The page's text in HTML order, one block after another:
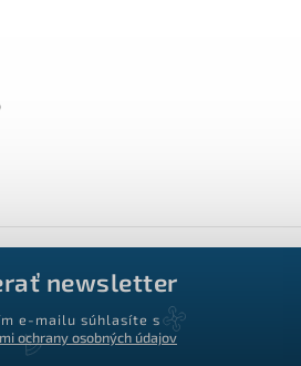
newsletter
e-mailu súhlasíte s
ochrany osobných údajov